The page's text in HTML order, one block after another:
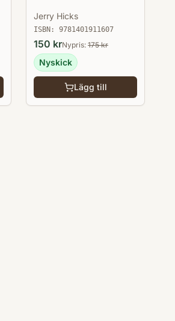
Jerry Hicks
ISBN: 9781401911607
150 krNypris: 175kr
Nyskick
Lägg till